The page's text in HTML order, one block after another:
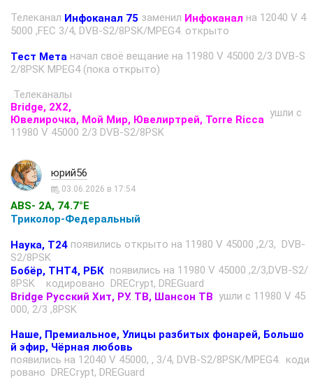
Телеканал Инфоканал 75 заменил Инфоканал нa 12040 V 4
5000 ,FEC 3/4, DVB-S2/8PSK/MPEG4. открыто
Тест Мета начал своё вещание на 11980 V 45000 2/3 DVB-S
2/8PSK MPEG4 (пока открыто)
Телеканалы
Bridge, 2Х2,
Ювелирочка, Мой Мир, Ювелиртрей, Torre Ricca
ушли с
11980 V 45000 2/3 DVB-S2/8PSK
юрий56
03.06.2026 в 17:54
ABS- 2A, 74.7°E
Триколор-Федеральный
Наука, Т24 появились открыто на 11980 V 45000 ,2/3, DVB-
S2/8PSK
Бобёр, ТНТ4, РБК появились на 11980 V 45000 ,2/3,DVB-S2/
8PSK кодированo DRECrypt, DREGuard
Bridge Русский Хит, РУ. ТВ, Шансон ТВ ушли с 11980 V 45
000, 2/3 ,8PSK
Наше, Премиальное, Улицы разбитых фонарей, Большо
й эфир, Чёрная любовь
появились на 12040 V 45000, , 3/4, DVB-S2/8PSK/MPEG4. коди
рованo DRECrypt, DREGuard